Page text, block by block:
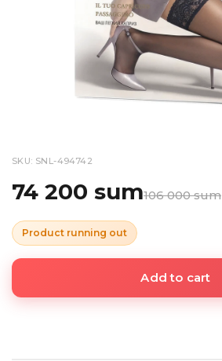
SKU: SNL-494742
74 200 sum106 000 sum
Product running out
Add to cart